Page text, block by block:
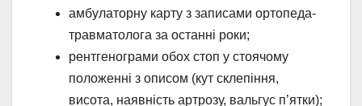
амбулаторну карту з записами ортопеда-
травматолога за останні роки;
рентгенограми обох стоп у стоячому
положенні з описом (кут склепіння,
висота, наявність артрозу, вальгус п’ятки);